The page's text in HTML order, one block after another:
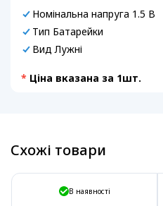
Номінальна напруга 1.5 В
Тип Батарейки
Вид Лужні
* Ціна вказана за 1шт.
Схожі товари
В наявності